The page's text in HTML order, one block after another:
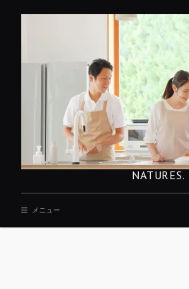
NATURES.
メニュー